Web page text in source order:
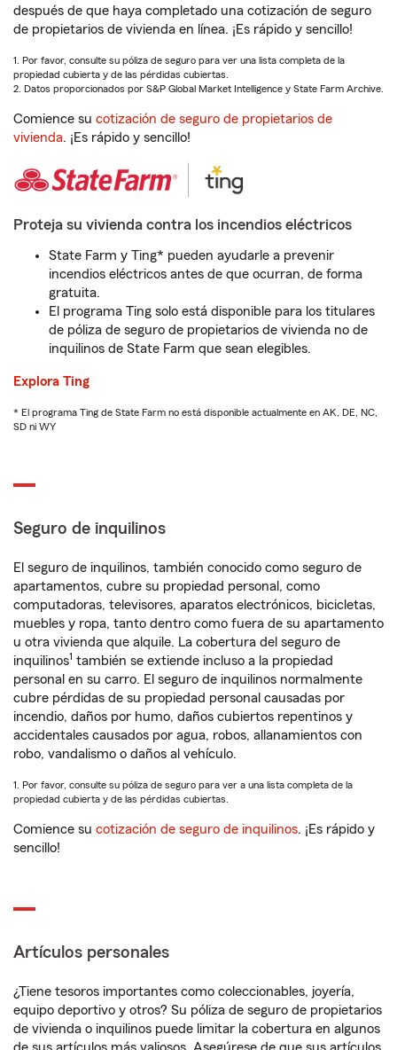
después de que haya completado una cotización de seguro
de propietarios de vivienda en línea. ¡Es rápido y sencillo!
1. Por favor, consulte su póliza de seguro para ver una lista completa de la
propiedad cubierta y de las pérdidas cubiertas.
2. Datos proporcionados por S&P Global Market Intelligence y State Farm Archive.
Comience su cotización de seguro de propietarios de
vivienda. ¡Es rápido y sencillo!
Proteja su vivienda contra los incendios eléctricos
State Farm y Ting* pueden ayudarle a prevenir
incendios eléctricos antes de que ocurran, de forma
gratuita.
El programa Ting solo está disponible para los titulares
de póliza de seguro de propietarios de vivienda no de
inquilinos de State Farm que sean elegibles.
Explora Ting
* El programa Ting de State Farm no está disponible actualmente en AK, DE, NC,
SD ni WY
Seguro de inquilinos
El seguro de inquilinos, también conocido como seguro de
apartamentos, cubre su propiedad personal, como
computadoras, televisores, aparatos electrónicos, bicicletas,
muebles y ropa, tanto dentro como fuera de su apartamento
u otra vivienda que alquile. La cobertura del seguro de
inquilinos1 también se extiende incluso a la propiedad
personal en su carro. El seguro de inquilinos normalmente
cubre pérdidas de su propiedad personal causadas por
incendio, daños por humo, daños cubiertos repentinos y
accidentales causados por agua, robos, allanamientos con
robo, vandalismo o daños al vehículo.
1. Por favor, consulte su póliza de seguro para ver a una lista completa de la
propiedad cubierta y de las pérdidas cubiertas.
Comience su cotización de seguro de inquilinos. ¡Es rápido y
sencillo!
Artículos personales
¿Tiene tesoros importantes como coleccionables, joyería,
equipo deportivo y otros? Su póliza de seguro de propietarios
de vivienda o inquilinos puede limitar la cobertura en algunos